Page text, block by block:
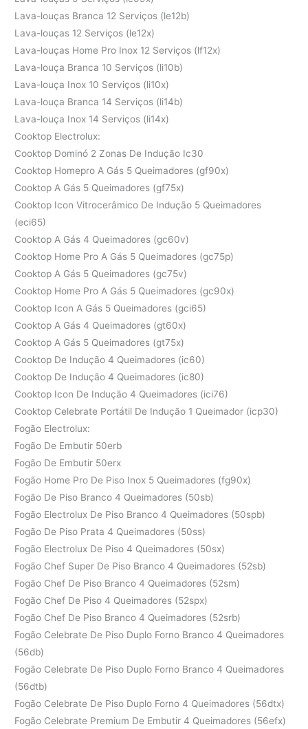
Lava-louças Branca 12 Serviços (le12b)
Lava-louças 12 Serviços (le12x)
Lava-louças Home Pro Inox 12 Serviços (lf12x)
Lava-louça Branca 10 Serviços (li10b)
Lava-louça Inox 10 Serviços (li10x)
Lava-louça Branca 14 Serviços (li14b)
Lava-louça Inox 14 Serviços (li14x)
Cooktop Electrolux:
Cooktop Dominó 2 Zonas De Indução Ic30
Cooktop Homepro A Gás 5 Queimadores (gf90x)
Cooktop A Gás 5 Queimadores (gf75x)
Cooktop Icon Vitrocerâmico De Indução 5 Queimadores
(eci65)
Cooktop A Gás 4 Queimadores (gc60v)
Cooktop Home Pro A Gás 5 Queimadores (gc75p)
Cooktop A Gás 5 Queimadores (gc75v)
Cooktop Home Pro A Gás 5 Queimadores (gc90x)
Cooktop Icon A Gás 5 Queimadores (gci65)
Cooktop A Gás 4 Queimadores (gt60x)
Cooktop A Gás 5 Queimadores (gt75x)
Cooktop De Indução 4 Queimadores (ic60)
Cooktop De Indução 4 Queimadores (ic80)
Cooktop Icon De Indução 4 Queimadores (ici76)
Cooktop Celebrate Portátil De Indução 1 Queimador (icp30)
Fogão Electrolux:
Fogão De Embutir 50erb
Fogão De Embutir 50erx
Fogão Home Pro De Piso Inox 5 Queimadores (fg90x)
Fogão De Piso Branco 4 Queimadores (50sb)
Fogão Electrolux De Piso Branco 4 Queimadores (50spb)
Fogão De Piso Prata 4 Queimadores (50ss)
Fogão Electrolux De Piso 4 Queimadores (50sx)
Fogão Chef Super De Piso Branco 4 Queimadores (52sb)
Fogão Chef De Piso Branco 4 Queimadores (52sm)
Fogão Chef De Piso 4 Queimadores (52spx)
Fogão Chef De Piso Branco 4 Queimadores (52srb)
Fogão Celebrate De Piso Duplo Forno Branco 4 Queimadores
(56db)
Fogão Celebrate De Piso Duplo Forno Branco 4 Queimadores
(56dtb)
Fogão Celebrate De Piso Duplo Forno 4 Queimadores (56dtx)
Fogão Celebrate Premium De Embutir 4 Queimadores (56efx)